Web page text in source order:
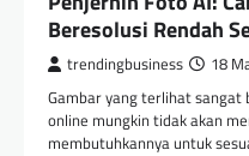
Beresolusi Rendah
trendingbusiness 18
Gambar yang terlihat sangat
online mungkin tidak akan
membutuhkannya untuk